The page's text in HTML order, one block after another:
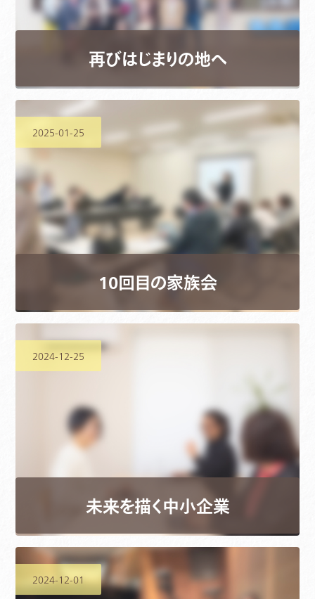
再びはじまりの地へ
10回目の家族会
2025-01-25
未来を描く中小企業
2024-12-25
2024-12-01